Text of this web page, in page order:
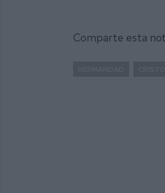
Comparte esta